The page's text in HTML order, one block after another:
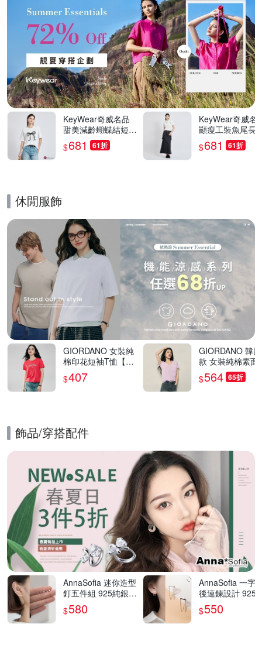
KeyWear奇威名品
甜美減齡蝴蝶結短袖
上衣(共3色)-白色
$681 61折
KeyWear奇威名
顯瘦工裝魚尾長
短裙-自行變換兩
(共2色)-藍色
$681 61折
休閒服飾
GIORDANO 女裝純
棉印花短袖T恤【多
色任選】
$407
GIORDANO 韓
款 女裝純棉素面
短袖T恤【多色任
選】
$564 65折
飾品​/​穿搭​配件
AnnaSofia 迷你造型
釘五件組 925純銀針
耳針耳環(銀系)
$580
AnnaSofia 一字
後連鍊設計 925
針耳針耳環(銀系)
$550